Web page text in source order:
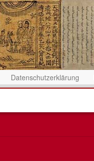
Datenschutzerklärung